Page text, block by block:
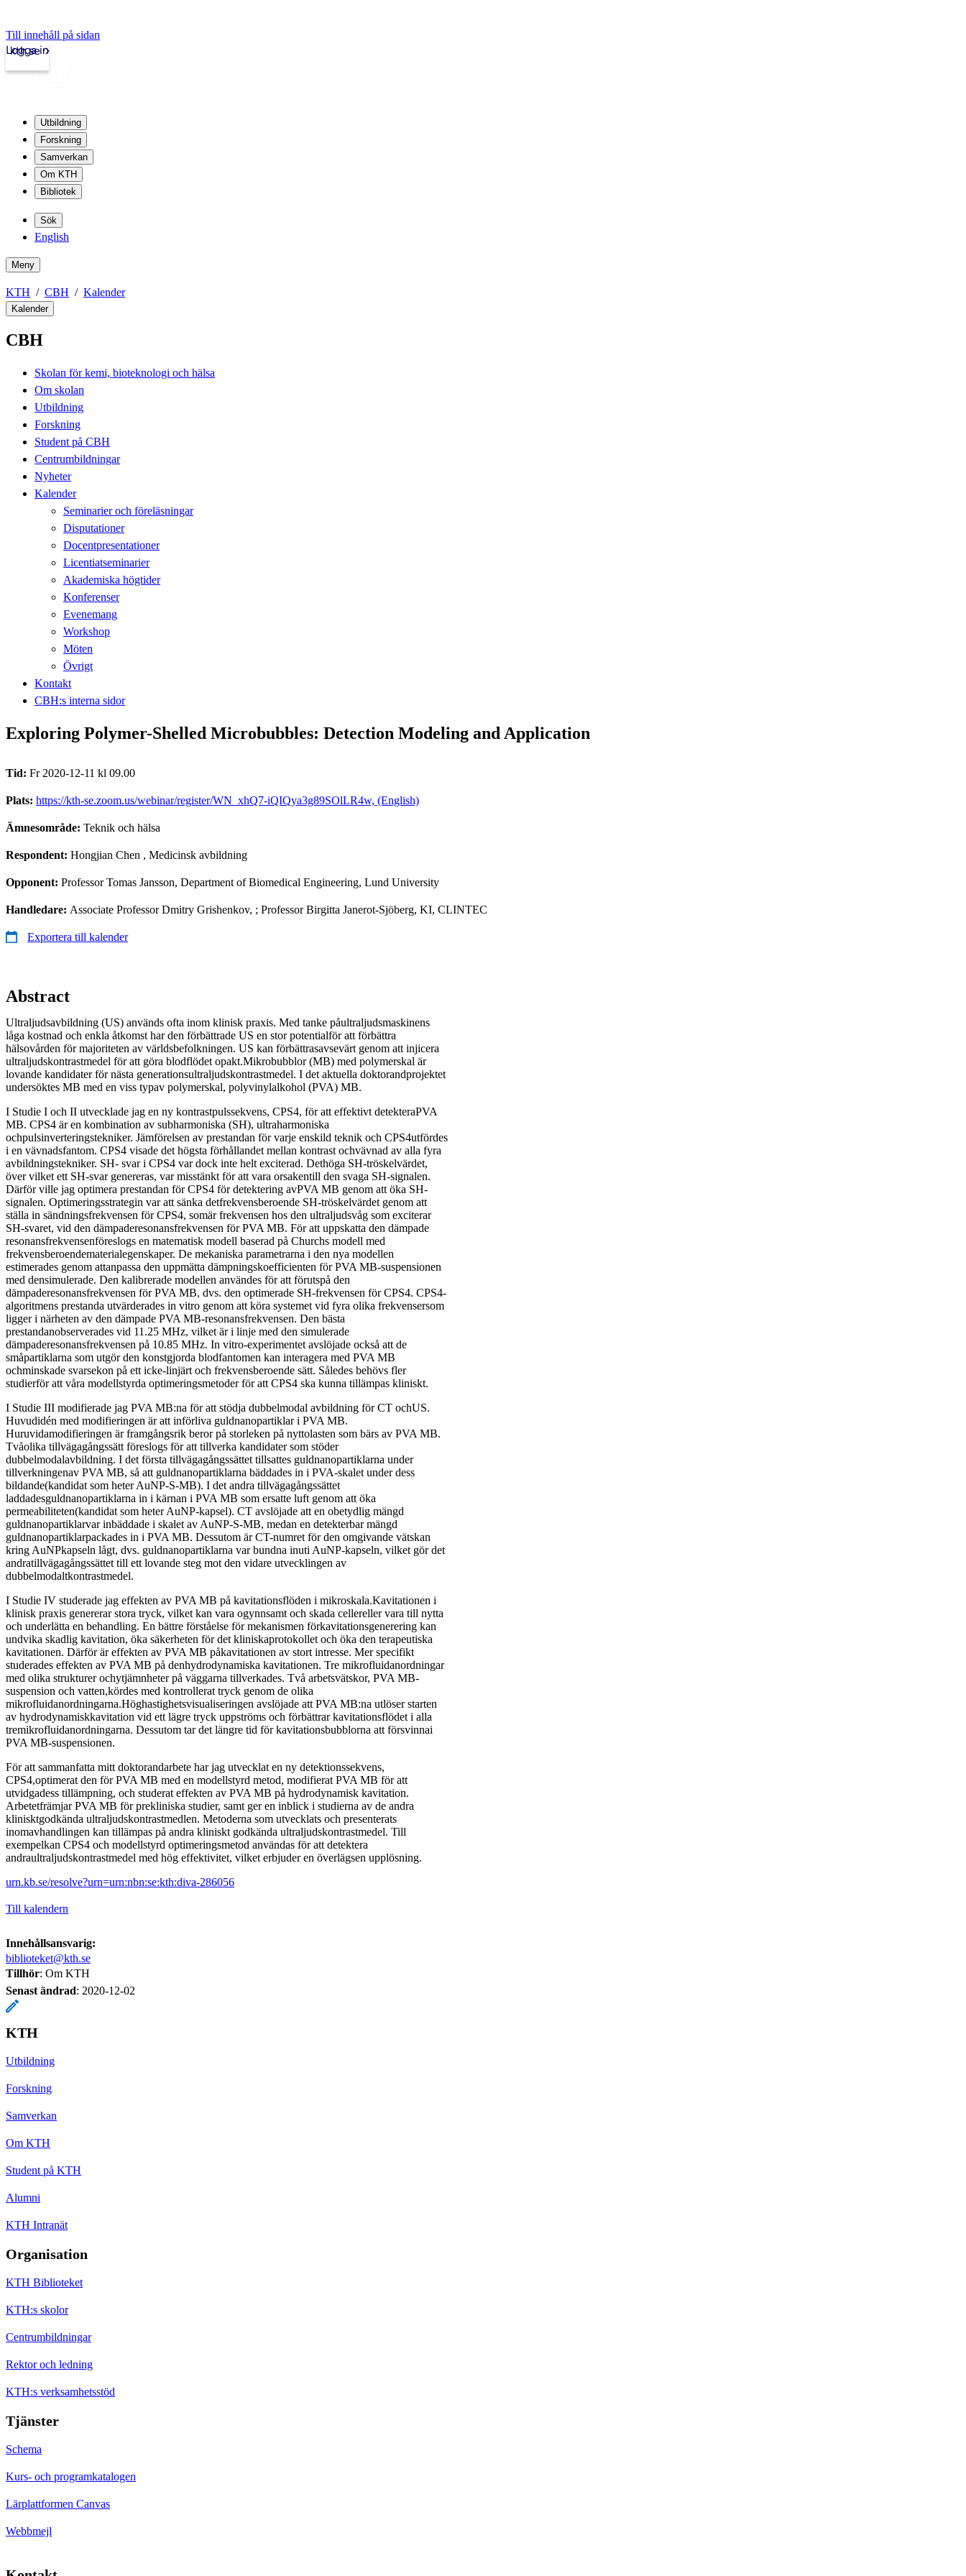
Till innehåll på sidan
kth.se
Logga in
Utbildning
Forskning
Samverkan
Om KTH
Bibliotek
Sök
English
Meny
KTH CBH Kalender
Kalender
CBH
Skolan för kemi, bioteknologi och hälsa
Om skolan
Utbildning
Forskning
Student på CBH
Centrumbildningar
Nyheter
Kalender
Seminarier och föreläsningar
Disputationer
Docentpresentationer
Licentiatseminarier
Akademiska högtider
Konferenser
Evenemang
Workshop
Möten
Övrigt
Kontakt
CBH:s interna sidor
Exploring Polymer-Shelled Microbubbles: Detection Modeling and Application
Tid: Fr 2020-12-11 kl 09.00
Plats: https://kth-se.zoom.us/webinar/register/WN_xhQ7-iQIQya3g89SOlLR4w, (English)
Ämnesområde: Teknik och hälsa
Respondent: Hongjian Chen , Medicinsk avbildning
Opponent: Professor Tomas Jansson, Department of Biomedical Engineering, Lund University
Handledare: Associate Professor Dmitry Grishenkov, ; Professor Birgitta Janerot-Sjöberg, KI, CLINTEC
Exportera till kalender
Abstract
Ultraljudsavbildning (US) används ofta inom klinisk praxis. Med tanke påultraljudsmaskinens
låga kostnad och enkla åtkomst har den förbättrade US en stor potentialför att förbättra
hälsovården för majoriteten av världsbefolkningen. US kan förbättrasavsevärt genom att injicera
ultraljudskontrastmedel för att göra blodflödet opakt.Mikrobubblor (MB) med polymerskal är
lovande kandidater för nästa generationsultraljudskontrastmedel. I det aktuella doktorandprojektet
undersöktes MB med en viss typav polymerskal, polyvinylalkohol (PVA) MB.
I Studie I och II utvecklade jag en ny kontrastpulssekvens, CPS4, för att effektivt detekteraPVA
MB. CPS4 är en kombination av subharmoniska (SH), ultraharmoniska
ochpulsinverteringstekniker. Jämförelsen av prestandan för varje enskild teknik och CPS4utfördes
i en vävnadsfantom. CPS4 visade det högsta förhållandet mellan kontrast ochvävnad av alla fyra
avbildningstekniker. SH- svar i CPS4 var dock inte helt exciterad. Dethöga SH-tröskelvärdet,
över vilket ett SH-svar genereras, var misstänkt för att vara orsakentill den svaga SH-signalen.
Därför ville jag optimera prestandan för CPS4 för detektering avPVA MB genom att öka SH-
signalen. Optimeringsstrategin var att sänka detfrekvensberoende SH-tröskelvärdet genom att
ställa in sändningsfrekvensen för CPS4, somär frekvensen hos den ultraljudsvåg som exciterar
SH-svaret, vid den dämpaderesonansfrekvensen för PVA MB. För att uppskatta den dämpade
resonansfrekvensenföreslogs en matematisk modell baserad på Churchs modell med
frekvensberoendematerialegenskaper. De mekaniska parametrarna i den nya modellen
estimerades genom attanpassa den uppmätta dämpningskoefficienten för PVA MB-suspensionen
med densimulerade. Den kalibrerade modellen användes för att förutspå den
dämpaderesonansfrekvensen för PVA MB, dvs. den optimerade SH-frekvensen för CPS4. CPS4-
algoritmens prestanda utvärderades in vitro genom att köra systemet vid fyra olika frekvensersom
ligger i närheten av den dämpade PVA MB-resonansfrekvensen. Den bästa
prestandanobserverades vid 11.25 MHz, vilket är i linje med den simulerade
dämpaderesonansfrekvensen på 10.85 MHz. In vitro-experimentet avslöjade också att de
småpartiklarna som utgör den konstgjorda blodfantomen kan interagera med PVA MB
ochminskade svarsekon på ett icke-linjärt och frekvensberoende sätt. Således behövs fler
studierför att våra modellstyrda optimeringsmetoder för att CPS4 ska kunna tillämpas kliniskt.
I Studie III modifierade jag PVA MB:na för att stödja dubbelmodal avbildning för CT ochUS.
Huvudidén med modifieringen är att införliva guldnanopartiklar i PVA MB.
Huruvidamodifieringen är framgångsrik beror på storleken på nyttolasten som bärs av PVA MB.
Tvåolika tillvägagångssätt föreslogs för att tillverka kandidater som stöder
dubbelmodalavbildning. I det första tillvägagångssättet tillsattes guldnanopartiklarna under
tillverkningenav PVA MB, så att guldnanopartiklarna bäddades in i PVA-skalet under dess
bildande(kandidat som heter AuNP-S-MB). I det andra tillvägagångssättet
laddadesguldnanopartiklarna in i kärnan i PVA MB som ersatte luft genom att öka
permeabiliteten(kandidat som heter AuNP-kapsel). CT avslöjade att en obetydlig mängd
guldnanopartiklarvar inbäddade i skalet av AuNP-S-MB, medan en detekterbar mängd
guldnanopartiklarpackades in i PVA MB. Dessutom är CT-numret för den omgivande vätskan
kring AuNPkapseln lågt, dvs. guldnanopartiklarna var bundna inuti AuNP-kapseln, vilket gör det
andratillvägagångssättet till ett lovande steg mot den vidare utvecklingen av
dubbelmodaltkontrastmedel.
I Studie IV studerade jag effekten av PVA MB på kavitationsflöden i mikroskala.Kavitationen i
klinisk praxis genererar stora tryck, vilket kan vara ogynnsamt och skada cellereller vara till nytta
och underlätta en behandling. En bättre förståelse för mekanismen förkavitationsgenerering kan
undvika skadlig kavitation, öka säkerheten för det kliniskaprotokollet och öka den terapeutiska
kavitationen. Därför är effekten av PVA MB påkavitationen av stort intresse. Mer specifikt
studerades effekten av PVA MB på denhydrodynamiska kavitationen. Tre mikrofluidanordningar
med olika strukturer ochytjämnheter på väggarna tillverkades. Två arbetsvätskor, PVA MB-
suspension och vatten,kördes med kontrollerat tryck genom de olika
mikrofluidanordningarna.Höghastighetsvisualiseringen avslöjade att PVA MB:na utlöser starten
av hydrodynamiskkavitation vid ett lägre tryck uppströms och förbättrar kavitationsflödet i alla
tremikrofluidanordningarna. Dessutom tar det längre tid för kavitationsbubblorna att försvinnai
PVA MB-suspensionen.
För att sammanfatta mitt doktorandarbete har jag utvecklat en ny detektionssekvens,
CPS4,optimerat den för PVA MB med en modellstyrd metod, modifierat PVA MB för att
utvidgadess tillämpning, och studerat effekten av PVA MB på hydrodynamisk kavitation.
Arbetetfrämjar PVA MB för prekliniska studier, samt ger en inblick i studierna av de andra
klinisktgodkända ultraljudskontrastmedlen. Metoderna som utvecklats och presenterats
inomavhandlingen kan tillämpas på andra kliniskt godkända ultraljudskontrastmedel. Till
exempelkan CPS4 och modellstyrd optimeringsmetod användas för att detektera
andraultraljudskontrastmedel med hög effektivitet, vilket erbjuder en överlägsen upplösning.
urn.kb.se/resolve?urn=urn:nbn:se:kth:diva-286056
Till kalendern
Innehållsansvarig:
biblioteket@kth.se
Tillhör: Om KTH
Senast ändrad: 2020-12-02
KTH
Utbildning
Forskning
Samverkan
Om KTH
Student på KTH
Alumni
KTH Intranät
Organisation
KTH Biblioteket
KTH:s skolor
Centrumbildningar
Rektor och ledning
KTH:s verksamhetsstöd
Tjänster
Schema
Kurs- och programkatalogen
Lärplattformen Canvas
Webbmejl